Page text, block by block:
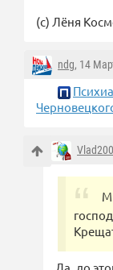
(с) Лёня
ndg, 14
Да, до